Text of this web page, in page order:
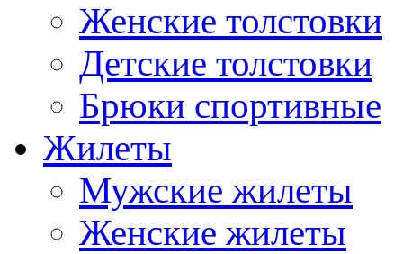
Женские толстовки
Детские толстовки
Брюки спортивные
Жилеты
Мужские жилеты
Женские жилеты